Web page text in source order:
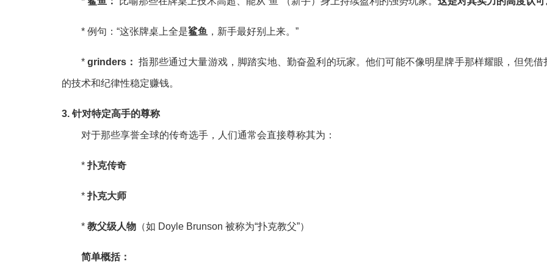
* 例句：“这张牌桌上全是鲨鱼 ，新手最好别上来。”
* grinders： 指那些通过大量游戏，脚踏实地、勤奋盈利的玩家。他们可能不像明星牌手那样耀眼，但凭借
的技术和纪律性稳定赚钱。
3. 针对特定高手的尊称
对于那些享誉全球的传奇选手，人们通常会直接尊称其为：
*扑克传奇
*扑克大师
* 教父级人物（如 Doyle Brunson 被称为“扑克教父”）
简单概括：